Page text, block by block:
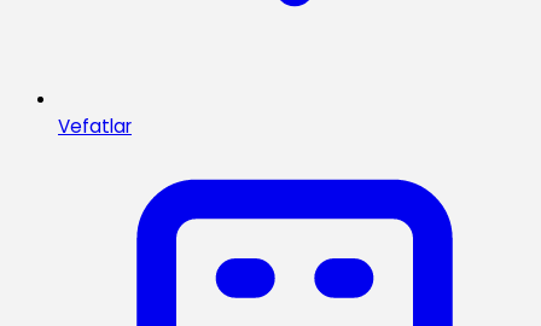
Vefatlar